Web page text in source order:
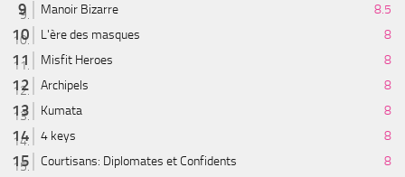
Manoir Bizarre
8.5
L'ère des masques
8
Misfit Heroes
8
Archipels
8
Kumata
8
4 keys
8
Courtisans: Diplomates et Confidents
8